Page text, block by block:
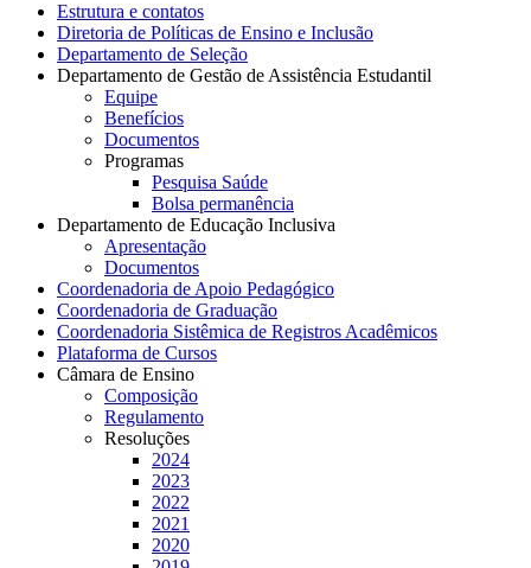
Estrutura e contatos
Diretoria de Políticas de Ensino e Inclusão
Departamento de Seleção
Departamento de Gestão de Assistência Estudantil
Equipe
Benefícios
Documentos
Programas
Pesquisa Saúde
Bolsa permanência
Departamento de Educação Inclusiva
Apresentação
Documentos
Coordenadoria de Apoio Pedagógico
Coordenadoria de Graduação
Coordenadoria Sistêmica de Registros Acadêmicos
Plataforma de Cursos
Câmara de Ensino
Composição
Regulamento
Resoluções
2024
2023
2022
2021
2020